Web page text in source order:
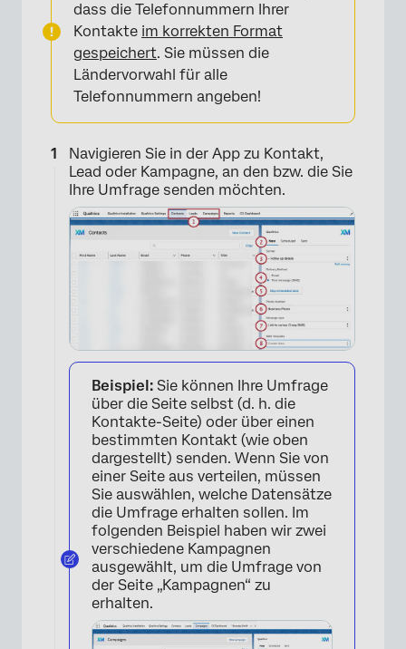
dass die Telefonnummern Ihrer
Kontakte im korrekten Format
gespeichert. Sie müssen die
Ländervorwahl für alle
Telefonnummern angeben!
Navigieren Sie in der App zu Kontakt,
Lead oder Kampagne, an den bzw. die Sie
Ihre Umfrage senden möchten.
Beispiel: Sie können Ihre Umfrage
über die Seite selbst (d. h. die
Kontakte-Seite) oder über einen
bestimmten Kontakt (wie oben
dargestellt) senden. Wenn Sie von
einer Seite aus verteilen, müssen
Sie auswählen, welche Datensätze
die Umfrage erhalten sollen. Im
folgenden Beispiel haben wir zwei
verschiedene Kampagnen
ausgewählt, um die Umfrage von
der Seite „Kampagnen“ zu
erhalten.